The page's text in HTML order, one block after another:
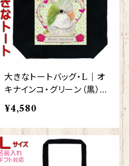
大きなトートバッグ・L｜オ
キナインコ・グリーン（黒）
【型番 BL-127】KYAPIArt
きゃぴあーと
¥4,580